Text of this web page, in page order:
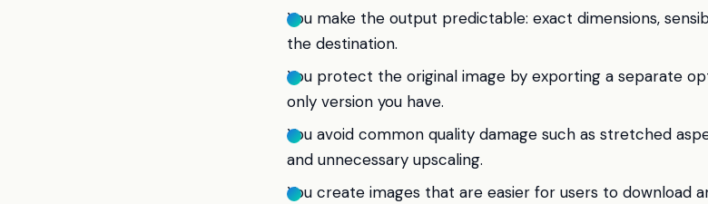
You make the output predictable: exact dimensions,
the destination.
You protect the original image by exporting a separate
only version you have.
You avoid common quality damage such as stretched
and unnecessary upscaling.
You create images that are easier for users to download